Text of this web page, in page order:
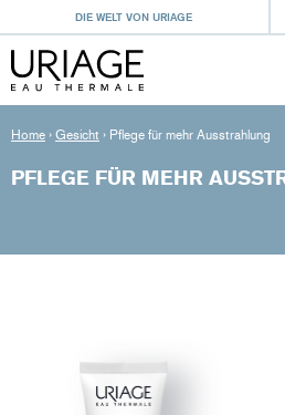
DIE WELT VON URIAGE
Home › Gesicht › Pflege für mehr Ausstrahlung
PFLEGE FÜR MEHR